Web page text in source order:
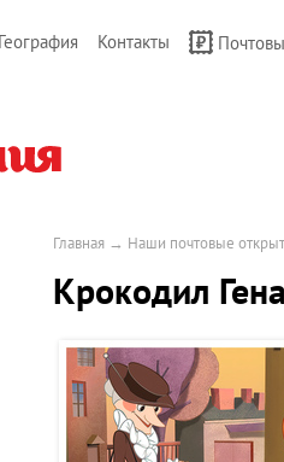
География Контакты
Главная → Наши почтовые
Крокодил Гена